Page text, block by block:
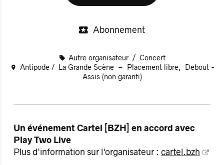
Abonnement
Autre organisateur
Concert
Antipode
La Grande Scène Placement libre
Debout -
Assis (non garanti)
Un événement Cartel [BZH] en accord avec
Play Two Live
Plus d'information sur l'organisateur : cartel.bzh